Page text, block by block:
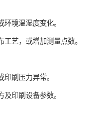
境温湿度变化。
艺，或增加测量点数。
刷压力异常。
印刷设备参数。